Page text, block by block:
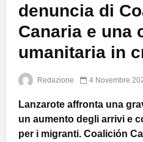
denuncia di
Canaria e una
umanitaria in
Redazione 4 Novembre
Lanzarote affronta una
un aumento degli arrivi e
per i migranti. Coalición